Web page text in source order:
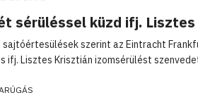
sérüléssel küzd ifj.
sajtóértesülések szerint az Eintracht
ifj. Lisztes Krisztián izomsérülést